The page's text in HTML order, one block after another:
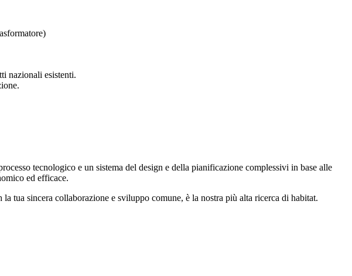
nazionali esistenti.
tecnologico e un sistema del design e della pianificazione complessivi in base alle
ed efficace.
sincera collaborazione e sviluppo comune, è la nostra più alta ricerca di habitat.